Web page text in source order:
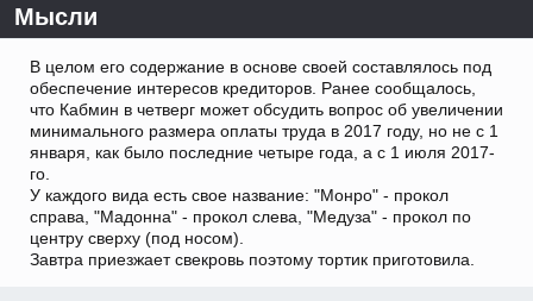
Мысли
В целом его содержание в основе своей составлялось под
обеспечение интересов кредиторов. Ранее сообщалось,
что Кабмин в четверг может обсудить вопрос об увеличении
минимального размера оплаты труда в 2017 году, но не с 1
января, как было последние четыре года, а с 1 июля 2017-
го.
У каждого вида есть свое название: "Монро" - прокол
справа, "Мадонна" - прокол слева, "Медуза" - прокол по
центру сверху (под носом).
Завтра приезжает свекровь поэтому тортик приготовила.